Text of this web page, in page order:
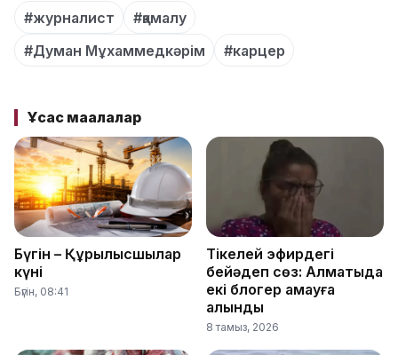
#журналист
#қамалу
#Думан Мұхаммедкәрім
#карцер
Ұқсас мақалалар
Бүгін – Құрылысшылар
күні
Бүгін, 08:41
Тікелей эфирдегі
бейәдеп сөз: Алматыда
екі блогер қамауға
алынды
8 тамыз, 2026